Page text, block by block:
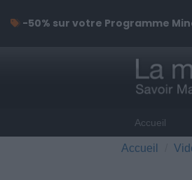
Accueil
Accueil
-50% sur votre Programme